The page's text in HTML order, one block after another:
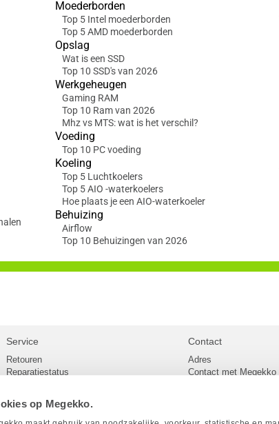
op Megekko.
Moederborden
Top 5 Intel moederborden
Top 5 AMD moederborden
Opslag
Wat is een SSD
Top 10 SSD's van 2026
Werkgeheugen
Gaming RAM
Top 10 Ram van 2026
Mhz vs MTS: wat is het verschil?
Voeding
Top 10 PC voeding
Koeling
Top 5 Luchtkoelers
Top 5 AIO -waterkoelers
Hoe plaats je een AIO-waterkoeler
Behuizing
Airflow
Top 10 Behuizingen van 2026
Service
Retouren
Reparatiestatus
Herroepingsrecht
Betaalmethoden
Contact
Adres
Contact met Megekko